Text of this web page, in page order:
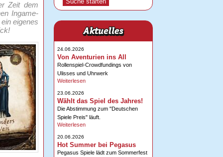
Zeit dem
Ingame-
eigenes
24.06.2026
Von Aventurien ins All
Rollenspiel-Crowdfundings von
Ulisses und Uhrwerk
Weiterlesen
23.06.2026
Wählt das Spiel des Jahres!
Die Abstimmung zum "Deutschen
Spiele Preis" läuft.
Weiterlesen
20.06.2026
Hot Summer bei Pegasus
Pegasus Spiele lädt zum Sommerfest